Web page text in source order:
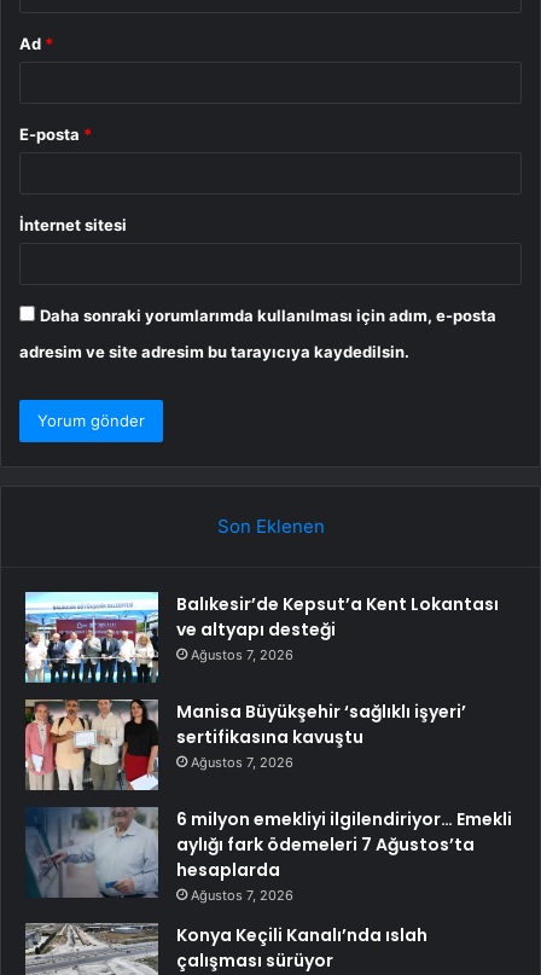
Ad *
E-posta *
İnternet sitesi
Daha sonraki yorumlarımda kullanılması için adım, e-posta
adresim ve site adresim bu tarayıcıya kaydedilsin.
Son Eklenen
Balıkesir’de Kepsut’a Kent Lokantası
ve altyapı desteği
Ağustos 7, 2026
Manisa Büyükşehir ‘sağlıklı işyeri’
sertifikasına kavuştu
Ağustos 7, 2026
6 milyon emekliyi ilgilendiriyor… Emekli
aylığı fark ödemeleri 7 Ağustos’ta
hesaplarda
Ağustos 7, 2026
Konya Keçili Kanalı’nda ıslah
çalışması sürüyor